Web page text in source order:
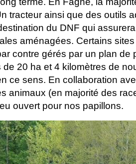
tracteur ainsi que des outils
du DNF qui
aménagées. Certains
contre gérés par un plan de
de 20 ha et 4 kilomètres de
ce sens. En collaboration
animaux (en majorité des
ouvert pour nos papillons.